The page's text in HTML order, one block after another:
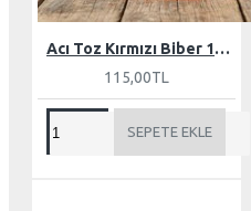
Acı Toz Kırmızı Biber 100 gr
115,00TL
SEPETE EKLE